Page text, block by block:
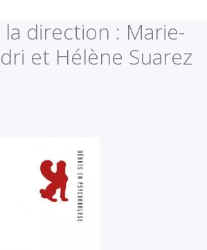
la direction : Marie-
et Hélène Suarez